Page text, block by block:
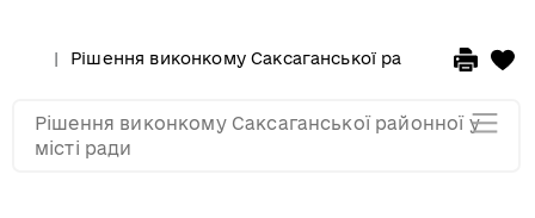
Рішення виконкому Саксаганської районної у місті
Рішення виконкому Саксаганської районної у
місті ради
Засідання за 2011
Засідання за 2010